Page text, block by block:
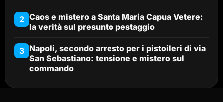
2 Caos e mistero a Santa Maria Capua Vetere:
la verità sul presunto pestaggio
3 Napoli, secondo arresto per i pistoileri di via
San Sebastiano: tensione e mistero sul
commando